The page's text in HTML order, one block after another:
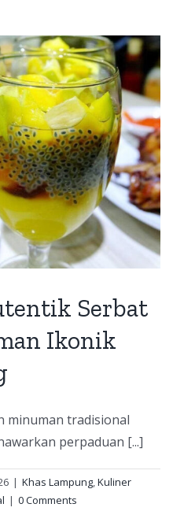
Serbat
Ikonik
minuman tradisional
perpaduan [...]
| Khas Lampung Kuliner
| 0 Comments